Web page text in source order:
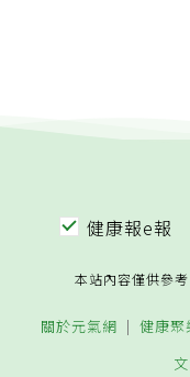
健康報e報
本站內容僅供參
關於元氣網 健康聚